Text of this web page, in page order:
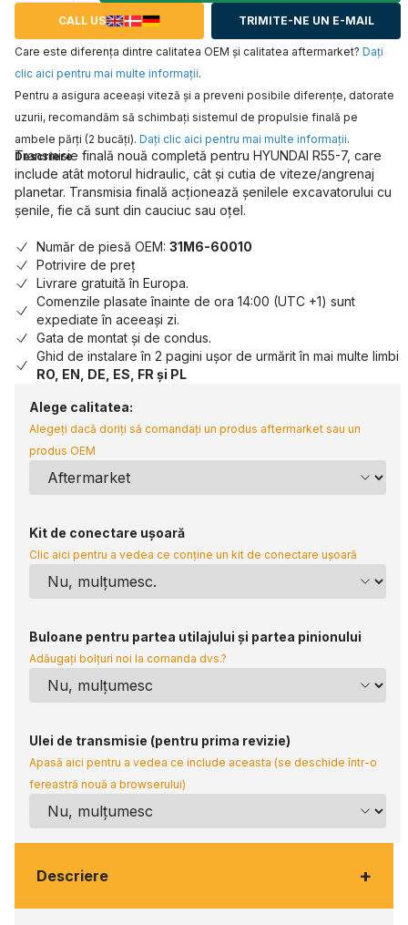
CALL US TRIMITE-NE UN E-MAIL
Care este diferența dintre calitatea OEM și calitatea aftermarket? Daţi
clic aici pentru mai multe informaţii.
Pentru a asigura aceeaşi viteză şi a preveni posibile diferenţe, datorate
uzurii, recomandăm să schimbaţi sistemul de propulsie finală pe
ambele părţi (2 bucăţi). Daţi clic aici pentru mai multe informaţii.
Descriere
Transmisie finală nouă completă pentru HYUNDAI R55-7, care
include atât motorul hidraulic, cât și cutia de viteze/angrenaj
planetar. Transmisia finală acționează șenilele excavatorului cu
șenile, fie că sunt din cauciuc sau oțel.
Număr de piesă OEM: 31M6-60010
Potrivire de preț
Livrare gratuită în Europa.
Comenzile plasate înainte de ora 14:00 (UTC +1) sunt
expediate în aceeași zi.
Gata de montat și de condus.
Ghid de instalare în 2 pagini ușor de urmărit în mai multe limbi
RO, EN, DE, ES, FR și PL
Alege calitatea:
Alegeți dacă doriți să comandați un produs aftermarket sau un
produs OEM
Kit de conectare ușoară
Clic aici pentru a vedea ce conține un kit de conectare ușoară
Buloane pentru partea utilajului și partea pinionului
Adăugați bolțuri noi la comanda dvs.?
Ulei de transmisie (pentru prima revizie)
Apasă aici pentru a vedea ce include aceasta (se deschide într-o
fereastră nouă a browserului)
Descriere +